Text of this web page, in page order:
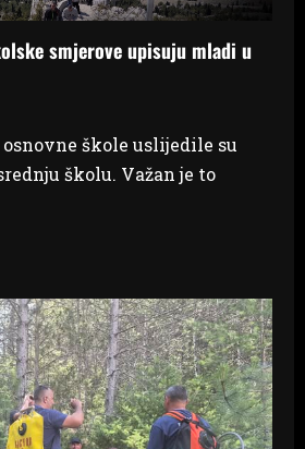
smjerove upisuju mladi u
škole uslijedile su
školu. Važan je to